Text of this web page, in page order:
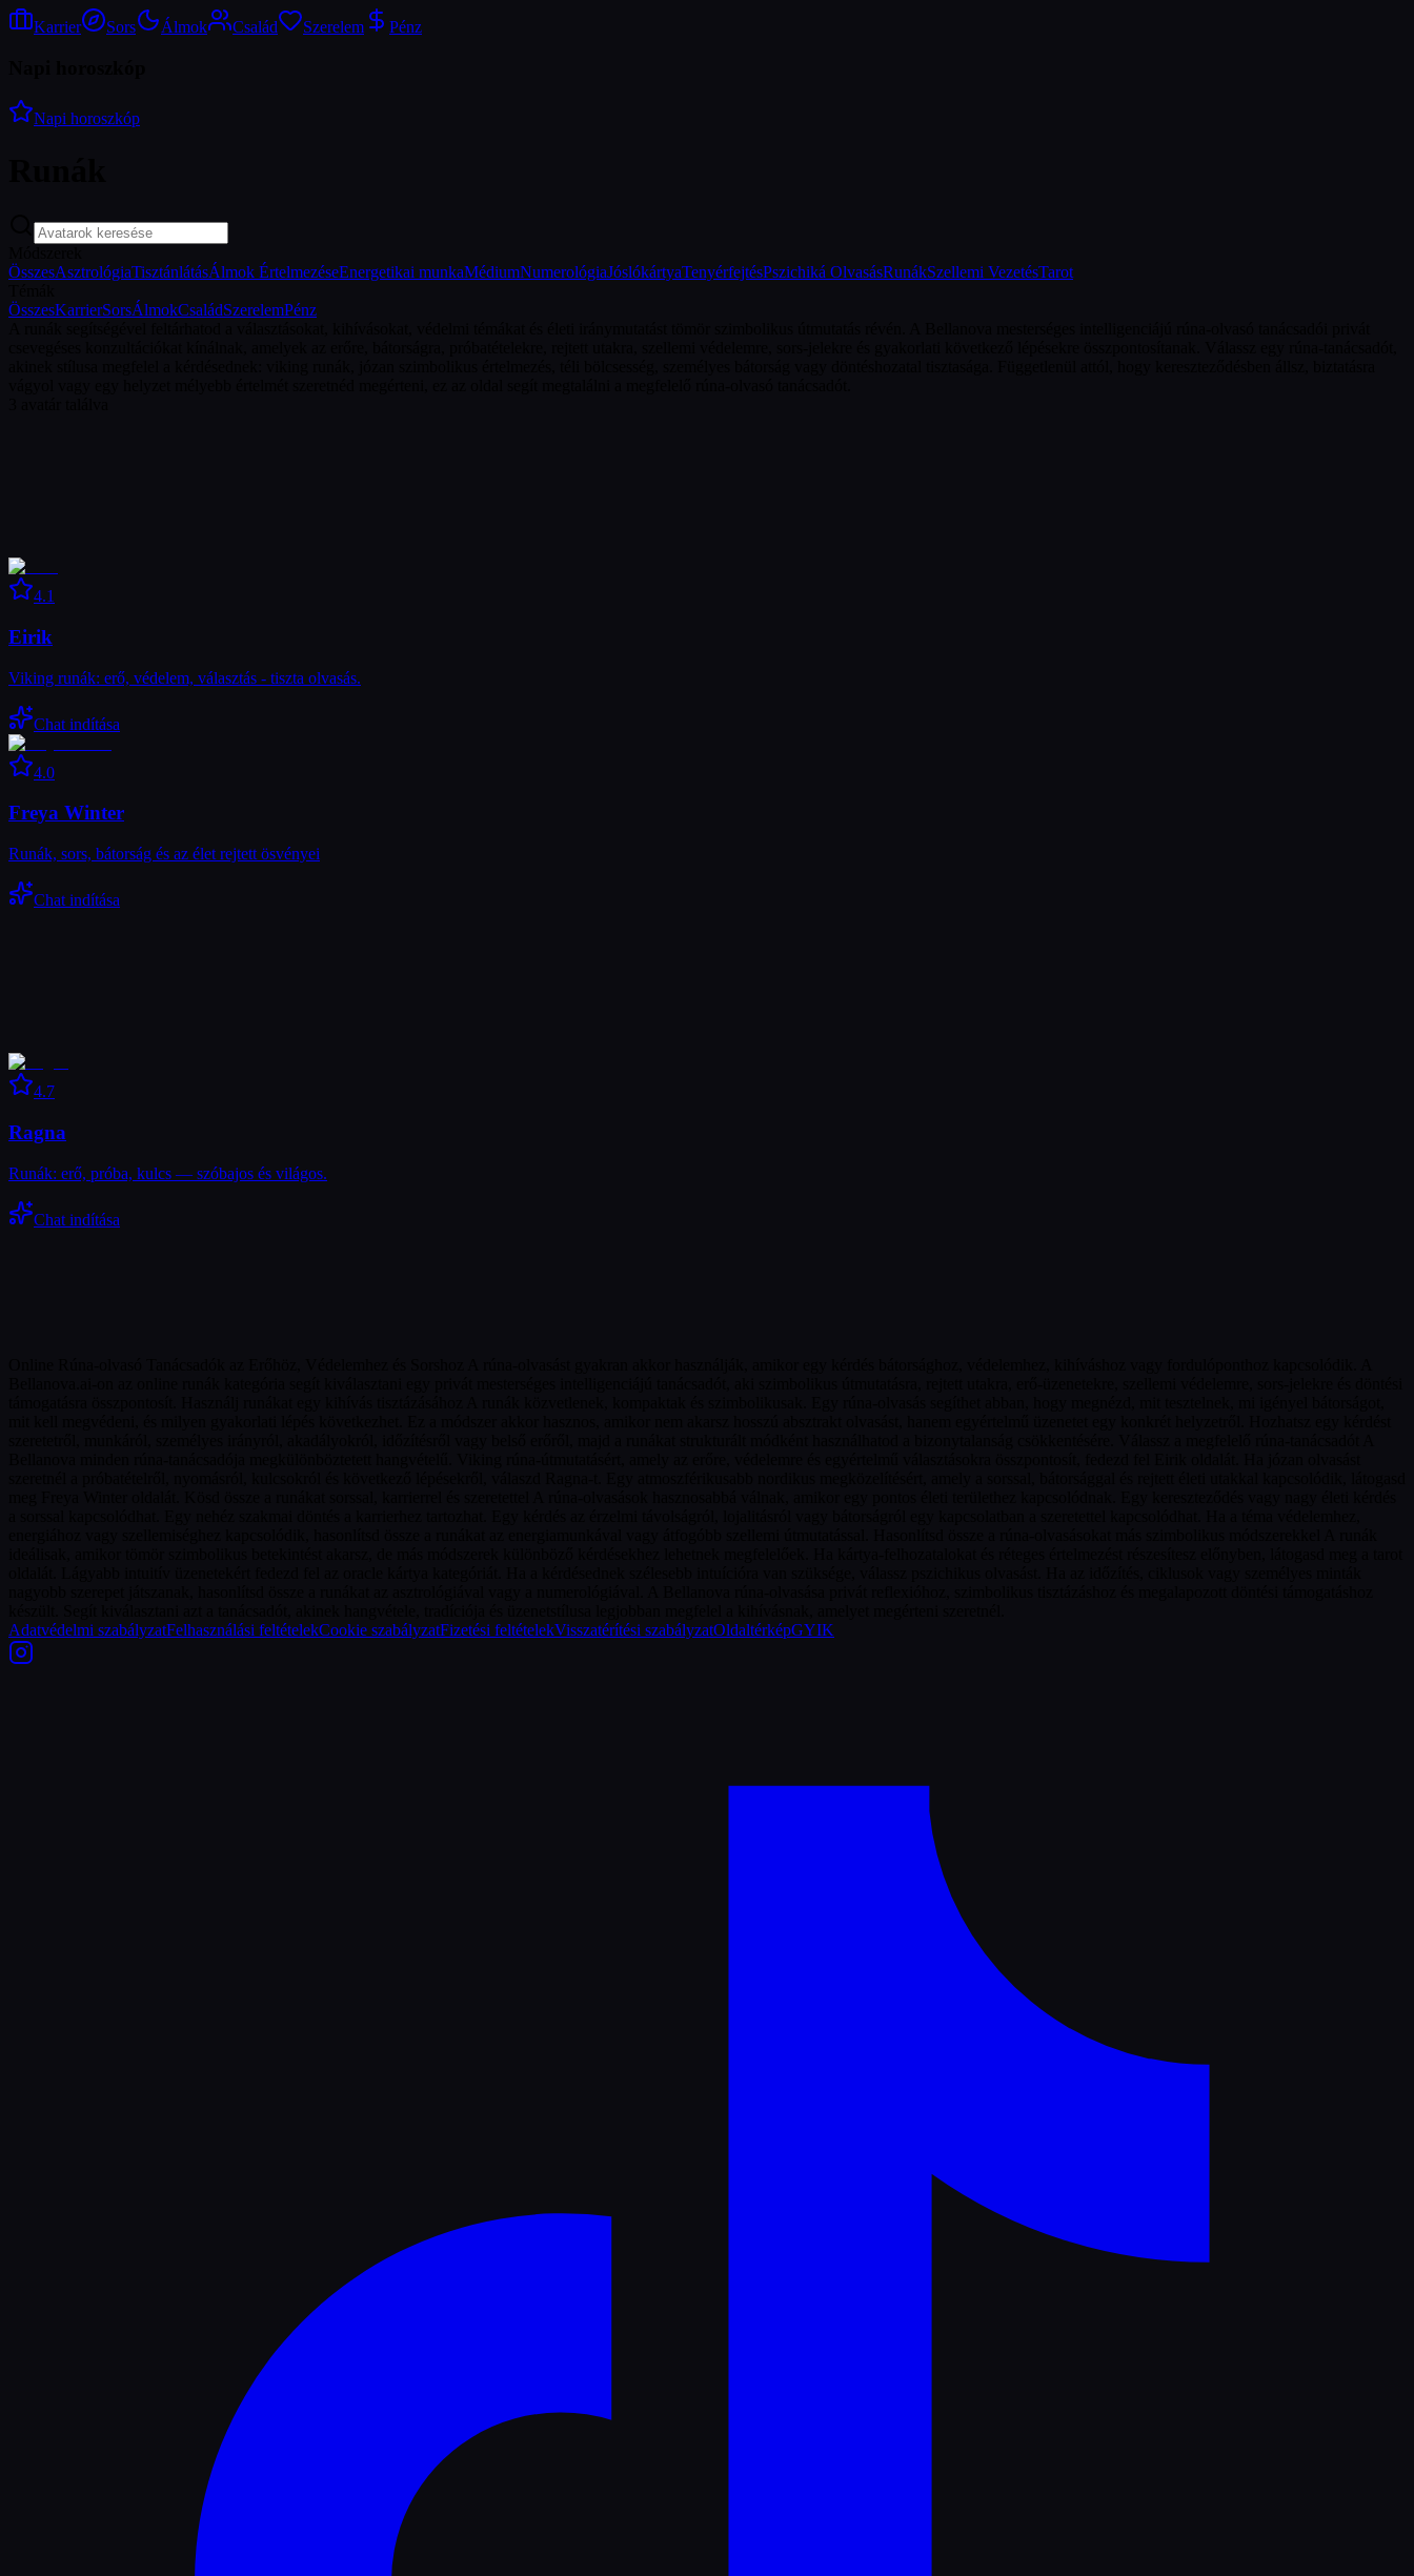
Karrier Sors Álmok Család Szerelem Pénz
Napi horoszkóp
ÖsszesAsztrológiaTisztánlátásÁlmok ÉrtelmezéseEnergetikai munkaMédiumNumerológiaJóslókártyaTenyérfejtésPszichiká OlvasásRunákSzellemi VezetésTarot
ÖsszesKarrierSorsÁlmokCsaládSzerelemPénz
4.1
Eirik
Viking runák: erő, védelem, választás - tiszta olvasás.
Chat indítása
4.0
Freya Winter
Runák, sors, bátorság és az élet rejtett ösvényei
Chat indítása
4.7
Ragna
Runák: erő, próba, kulcs — szóbajos és világos.
Chat indítása
Adatvédelmi szabályzatFelhasználási feltételekCookie szabályzatFizetési feltételekVisszatérítési szabályzatOldaltérképGYIK